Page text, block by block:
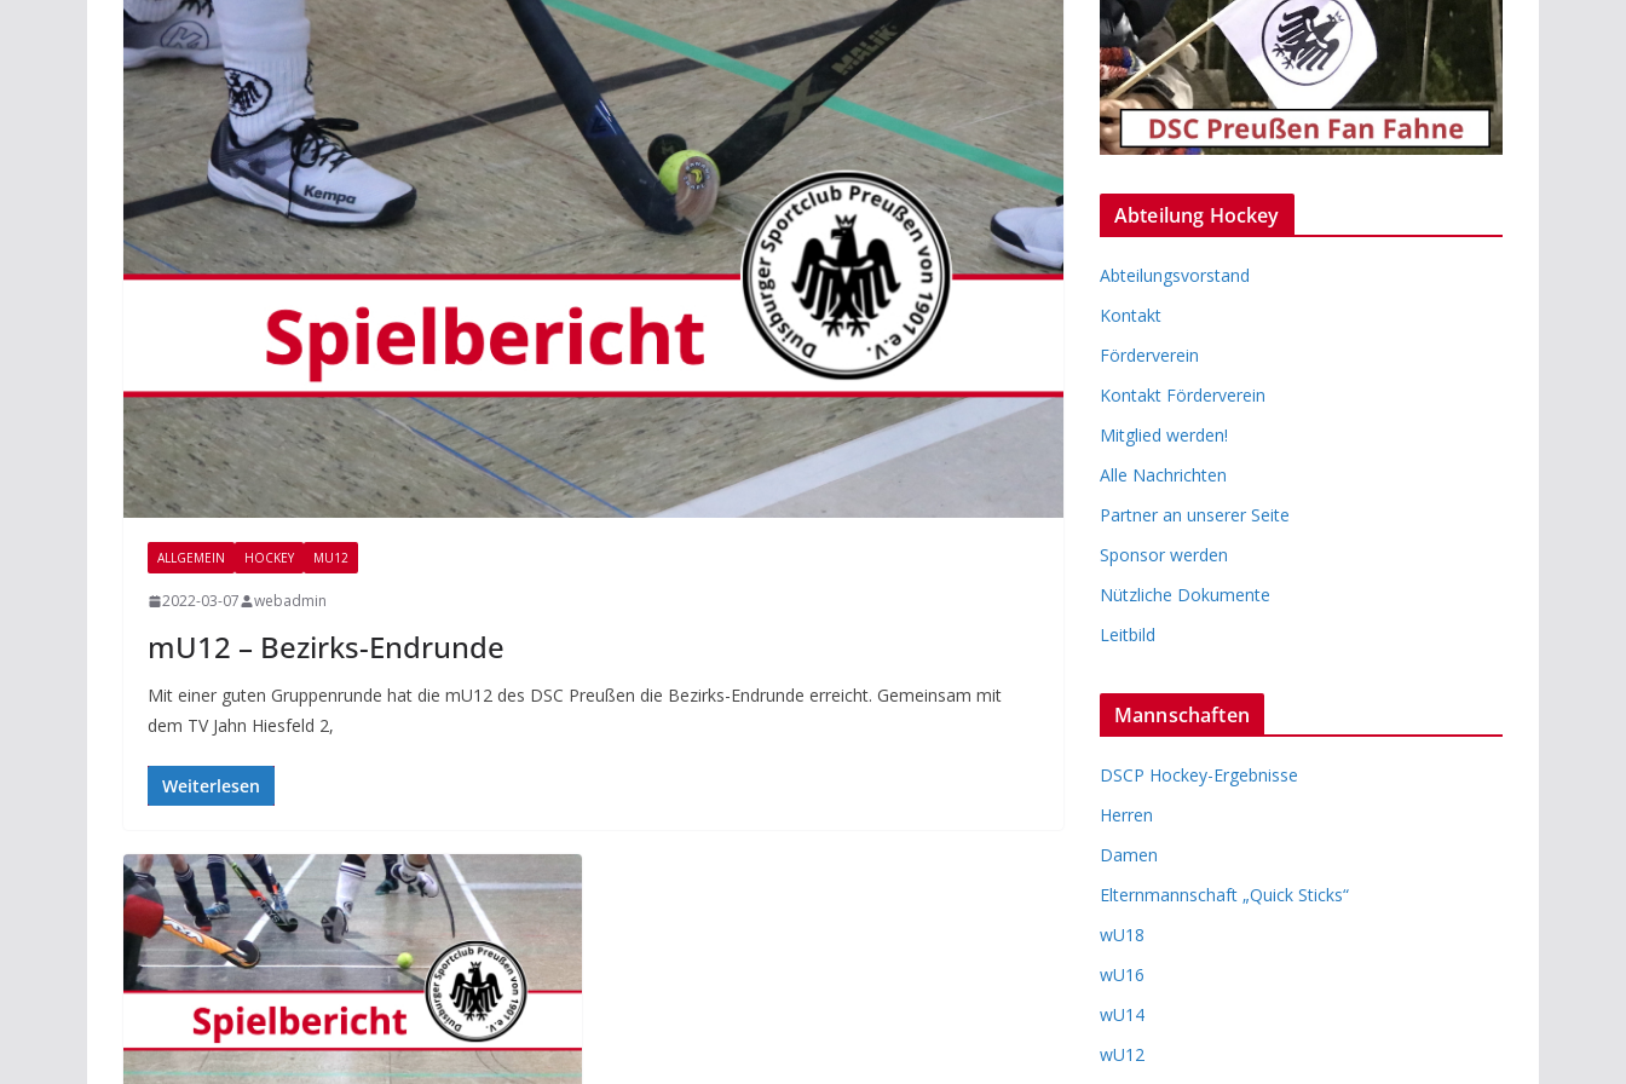
ALLGEMEIN HOCKEY MU12
2022-03-07 webadmin
mU12 – Bezirks-Endrunde
Mit einer guten Gruppenrunde hat die mU12 des DSC Preußen die Bezirks-Endrunde erreicht. Gemeinsam mit
dem TV Jahn Hiesfeld 2,
Weiterlesen
Abteilung Hockey
Abteilungsvorstand
Kontakt
Förderverein
Kontakt Förderverein
Mitglied werden!
Alle Nachrichten
Partner an unserer Seite
Sponsor werden
Nützliche Dokumente
Leitbild
Mannschaften
DSCP Hockey-Ergebnisse
Herren
Damen
Elternmannschaft „Quick Sticks“
wU18
wU16
wU14
wU12